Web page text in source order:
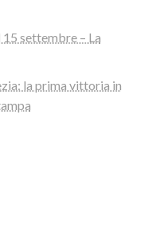
settembre – La
la prima vittoria in